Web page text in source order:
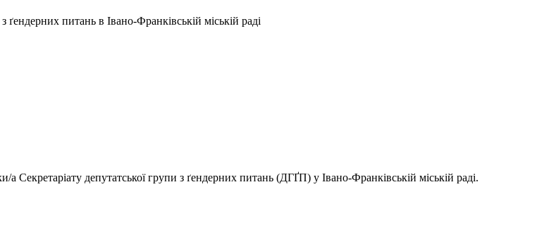
питань в Івано-Франківській міській раді
депутатської групи з ґендерних питань (ДГҐП) у Івано-Франківській міській раді.